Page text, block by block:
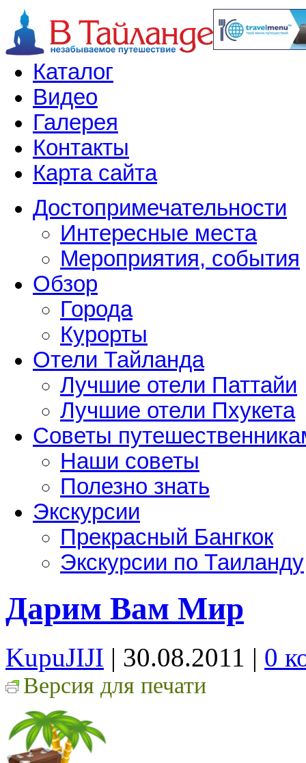
Каталог
Видео
Галерея
Контакты
Карта сайта
Достопримечательности
Интересные места
Мероприятия, события
Обзор
Города
Курорты
Отели Тайланда
Лучшие отели Паттайи
Лучшие отели Пхукета
Советы
Наши советы
Полезно знать
Экскурсии
Прекрасный Бангкок
Экскурсии по Таиланду
Дарим Вам Мир
KupuJIJI | 30.08.2011 | 0
Версия для печати